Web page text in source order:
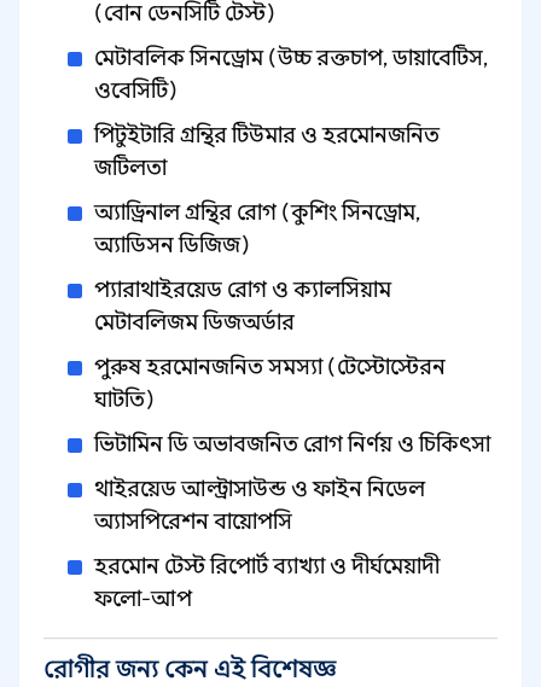
(বোন ডেনসিটি টেস্ট)
মেটাবলিক সিনড্রোম (উচ্চ রক্তচাপ, ডায়াবেটিস,
ওবেসিটি)
পিটুইটারি গ্রন্থির টিউমার ও হরমোনজনিত
জটিলতা
অ্যাড্রিনাল গ্রন্থির রোগ (কুশিং সিনড্রোম,
অ্যাডিসন ডিজিজ)
প্যারাথাইরয়েড রোগ ও ক্যালসিয়াম
মেটাবলিজম ডিজঅর্ডার
পুরুষ হরমোনজনিত সমস্যা (টেস্টোস্টেরন
ঘাটতি)
ভিটামিন ডি অভাবজনিত রোগ নির্ণয় ও চিকিৎসা
থাইরয়েড আল্ট্রাসাউন্ড ও ফাইন নিডেল
অ্যাসপিরেশন বায়োপসি
হরমোন টেস্ট রিপোর্ট ব্যাখ্যা ও দীর্ঘমেয়াদী
ফলো-আপ
রোগীর জন্য কেন এই বিশেষজ্ঞ